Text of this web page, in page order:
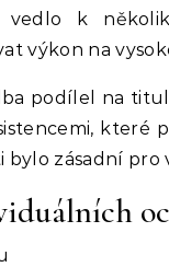
vedlo k
výkon na
podílel na
které
bylo zásadní